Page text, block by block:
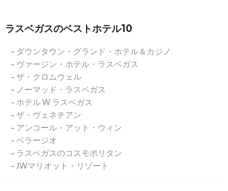
ラスベガスのベストホテル10
ダウンタウン・グランド・ホテル＆カジノ
ヴァージン・ホテル・ラスベガス
ザ・クロムウェル
ノーマッド・ラスベガス
ホテル W ラスベガス
ザ・ヴェネチアン
アンコール・アット・ウィン
ベラージオ
ラスベガスのコスモポリタン
JWマリオット・リゾート